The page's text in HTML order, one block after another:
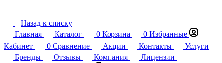
Назад к списку
Главная
Каталог 0 Корзина 0 Избранные
Кабинет
0 Сравнение Акции Контакты
Услуги
Бренды
Отзывы Компания
Лицензии